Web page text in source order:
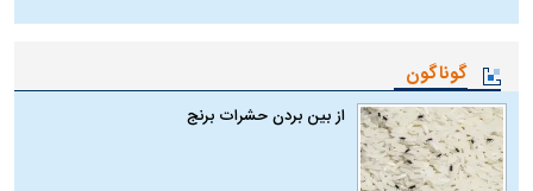
گوناگون
از بین بردن حشرات برنج